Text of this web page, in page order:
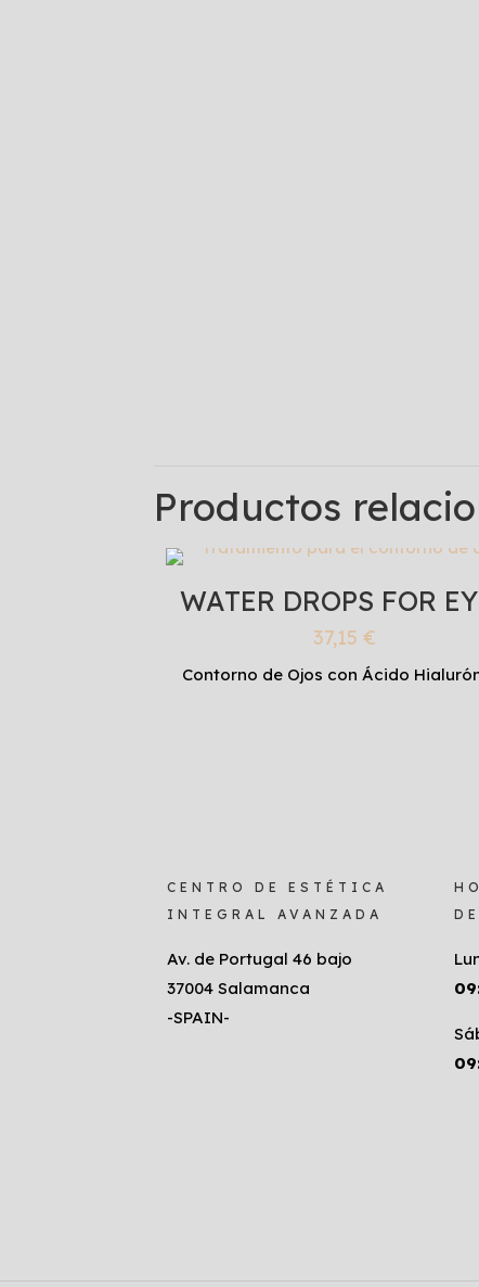
Productos
WATER DROPS FOR
37,15€
Contorno de Ojos con Ácido
CENTRO DE ESTÉTICA
INTEGRAL AVANZADA
Av. de Portugal 46 bajo
37004 Salamanca
-SPAIN-